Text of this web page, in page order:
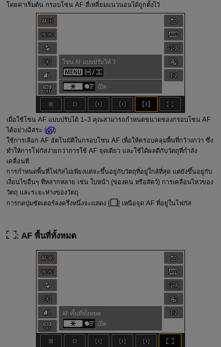
โดยค่าเริ่มต้น กรอบโซน AF สี่เหลี่ยมแนวนอนได้ถูกตั้งไว้
เมื่อใช้โซน AF แบบปรับได้ 1–3 คุณสามารถกำหนดขนาดของกรอบโซน AF
ได้อย่างอิสระ (
)
ใช้การเลือก AF อัตโนมัติในกรอบโซน AF เพื่อให้ครอบคลุมพื้นที่กว้างกว่า ซึ่ง
ทำให้การโฟกัสง่ายกว่าการใช้ AF จุดเดียว และใช้ได้ผลดีกับวัตถุที่กำลัง
เคลื่อนที่
การกำหนดพื้นที่โฟกัสไม่เพียงแต่จะขึ้นอยู่กับวัตถุที่อยู่ใกล้ที่สุด แต่ยังขึ้นอยู่กับ
เงื่อนไขอื่นๆ ที่หลากหลาย เช่น ใบหน้า (ของคน หรือสัตว์) การเคลื่อนไหวของ
วัตถุ และระยะห่างของวัตถุ
การกดปุ่มชัตเตอร์ลงครึ่งหนึ่งจะแสดง [
] เหนือจุด AF ที่อยู่ในโฟกัส
: AF พื้นที่ทั้งหมด